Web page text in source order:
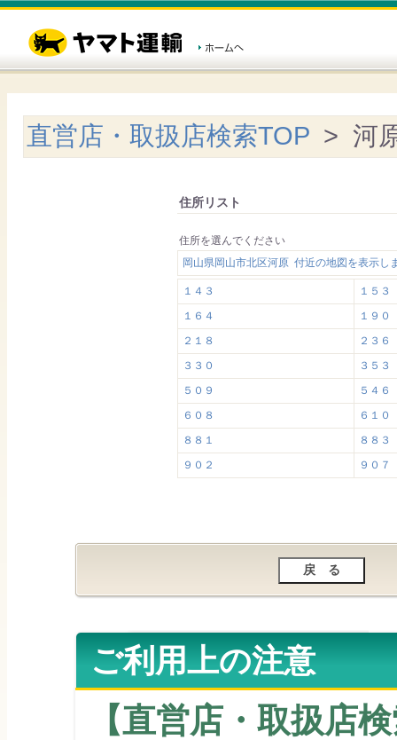
直営店・取扱店検索TOP > 河
住所リスト
住所を選んでください
岡山県岡山市北区河原 付近の地図を表示し
１４３
１５３
１６４
１９０
２１８
２３６
３３０
３５３
５０９
５４６
６０８
６１０
８８１
８８３
９０２
９０７
ご利用上の注意
【直営店・取扱店